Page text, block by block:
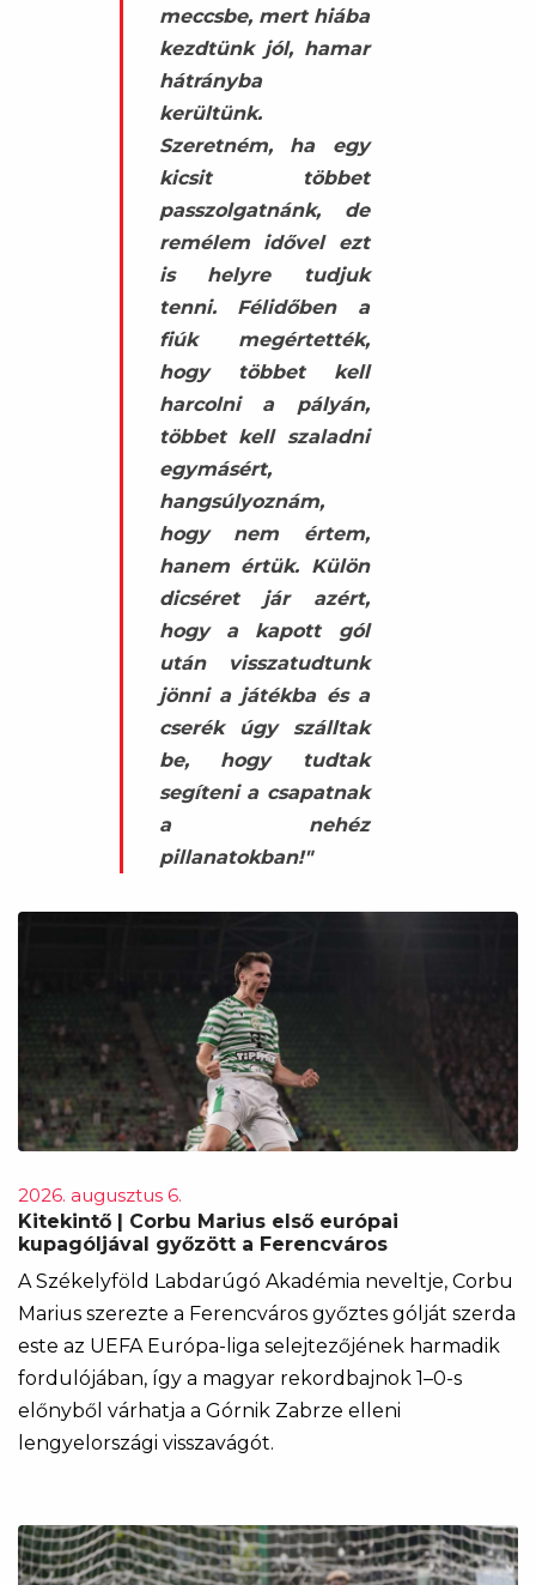
meccsbe, mert hiába
kezdtünk jól, hamar
hátrányba
kerültünk.
Szeretném, ha egy
kicsit többet
passzolgatnánk, de
remélem idővel ezt
is helyre tudjuk
tenni. Félidőben a
fiúk megértették,
hogy többet kell
harcolni a pályán,
többet kell szaladni
egymásért,
hangsúlyoznám,
hogy nem értem,
hanem értük. Külön
dicséret jár azért,
hogy a kapott gól
után visszatudtunk
jönni a játékba és a
cserék úgy szálltak
be, hogy tudtak
segíteni a csapatnak
a nehéz
pillanatokban!"
2026. augusztus 6.
Kitekintő | Corbu Marius első európai
kupagóljával győzött a Ferencváros
A Székelyföld Labdarúgó Akadémia neveltje, Corbu
Marius szerezte a Ferencváros győztes gólját szerda
este az UEFA Európa-liga selejtezőjének harmadik
fordulójában, így a magyar rekordbajnok 1–0-s
előnyből várhatja a Górnik Zabrze elleni
lengyelországi visszavágót.